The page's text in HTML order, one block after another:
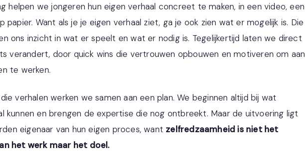
helpen we jongeren hun eigen verhaal concreet te maken, in een video, een
papier. Want als je je eigen verhaal ziet, ga je ook zien wat er mogelijk is. Die
ons inzicht in wat er speelt en wat er nodig is. Tegelijkertijd laten we direct
verandert, door quick wins die vertrouwen opbouwen en motiveren om aan
te werken.
verhalen werken we samen aan een plan. We beginnen altijd bij wat
kunnen en brengen de expertise die nog ontbreekt. Maar de uitvoering ligt
eigenaar van hun eigen proces, want zelfredzaamheid is niet het
het werk maar het doel.